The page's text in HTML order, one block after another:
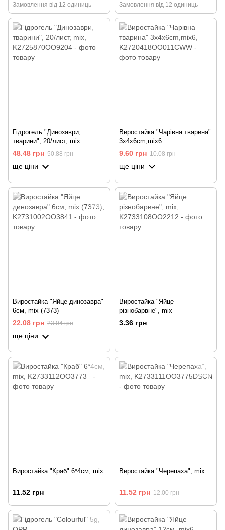
Замовлення від 12 одиниць Замовлення від 12 одиниць
Гідрогель "Динозаври,
тварини", 20/лист, mix
48.48 грн 50.88 грн
ще ціни
Виростайка "Чарівна тварина"
3x4x6cm,mix6
9.60 грн 10.08 грн
ще ціни
Виростайка "Яйце динозавра"
6см, mix (7373)
22.08 грн 23.04 грн
ще ціни
Виростайка "Яйце
різнобарвне", mix
3.36 грн
Виростайка "Краб" 6*4см, mix
11.52 грн
Виростайка "Черепаха", mix
11.52 грн 12.00 грн